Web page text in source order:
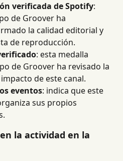
verificada de Spotify:
de Groover ha
la calidad editorial y
de reproducción.
: esta medalla
de Groover ha revisado la
de este canal.
eventos: indica que este
sus propios
la actividad en la